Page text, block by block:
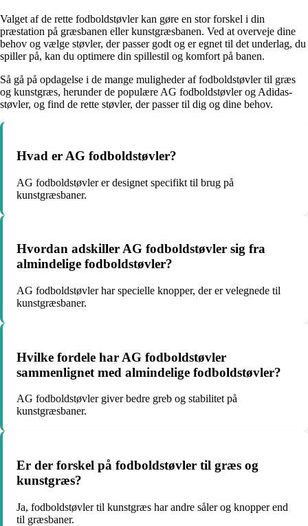
Valget af de rette fodboldstøvler kan gøre en stor forskel i din
præstation på græsbanen eller kunstgræsbanen. Ved at overveje dine
behov og vælge støvler, der passer godt og er egnet til det underlag, du
spiller på, kan du optimere din spillestil og komfort på banen.
Så gå på opdagelse i de mange muligheder af fodboldstøvler til græs
og kunstgræs, herunder de populære AG fodboldstøvler og Adidas-
støvler, og find de rette støvler, der passer til dig og dine behov.
Hvad er AG fodboldstøvler?
AG fodboldstøvler er designet specifikt til brug på
kunstgræsbaner.
Hvordan adskiller AG fodboldstøvler sig fra
almindelige fodboldstøvler?
AG fodboldstøvler har specielle knopper, der er velegnede til
kunstgræsbaner.
Hvilke fordele har AG fodboldstøvler
sammenlignet med almindelige fodboldstøvler?
AG fodboldstøvler giver bedre greb og stabilitet på
kunstgræsbaner.
Er der forskel på fodboldstøvler til græs og
kunstgræs?
Ja, fodboldstøvler til kunstgræs har andre såler og knopper end
til græsbaner.